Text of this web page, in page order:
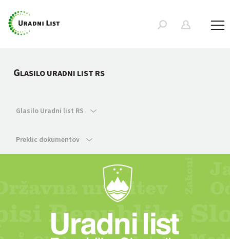
GLASILO URADNI LIST RS
Glasilo Uradni list RS
Preklic dokumentov